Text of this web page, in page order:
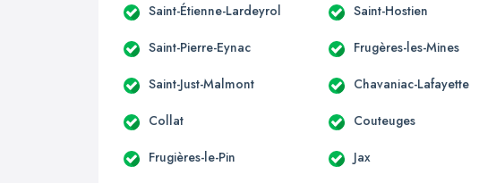
Saint-Étienne-Lardeyrol Saint-Hostien
Saint-Pierre-Eynac Frugères-les-Mines
Saint-Just-Malmont Chavaniac-Lafayette
Collat Couteuges
Frugières-le-Pin Jax